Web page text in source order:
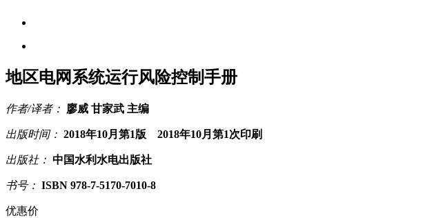
地区电网系统运行风险控制手册
作者/译者： 廖威 甘家武 主编
出版时间： 2018年10月第1版 2018年10月第1次印刷
出版社： 中国水利水电出版社
书号： ISBN 978-7-5170-7010-8
优惠价